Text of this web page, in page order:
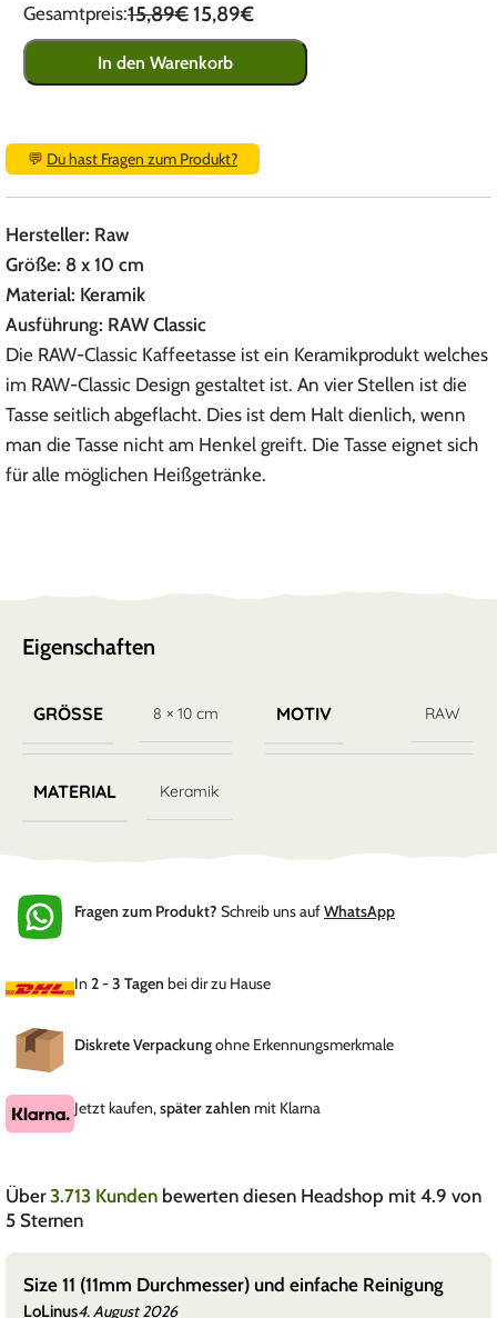
Gesamtpreis:15,89€15,89€
In den Warenkorb
💬 Du hast Fragen zum Produkt?
Hersteller: Raw
Größe: 8 x 10 cm
Material: Keramik
Ausführung: RAW Classic
Die RAW-Classic Kaffeetasse ist ein Keramikprodukt welches
im RAW-Classic Design gestaltet ist. An vier Stellen ist die
Tasse seitlich abgeflacht. Dies ist dem Halt dienlich, wenn
man die Tasse nicht am Henkel greift. Die Tasse eignet sich
für alle möglichen Heißgetränke.
Eigenschaften
GRÖSSE 8 × 10 cm MOTIV RAW
MATERIAL Keramik
Fragen zum Produkt? Schreib uns aufWhatsApp
In 2 - 3 Tagen bei dir zu Hause
Diskrete Verpackungohne Erkennungsmerkmale
Jetzt kaufen,später zahlen mit Klarna
Über3.713 Kunden bewerten diesen Headshop mit 4.9 von
5 Sternen
Size 11 (11mm Durchmesser) und einfache Reinigung
LoLinus4. August 2026